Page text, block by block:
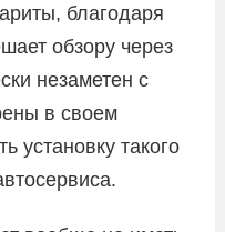
благодаря
обзору через
незаметен с
в своем
установку такого